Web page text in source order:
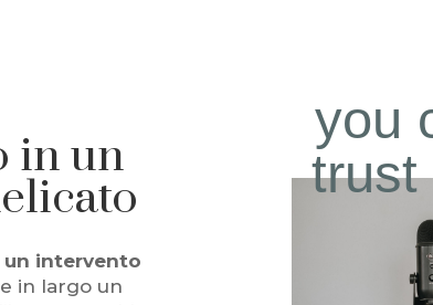
in un
un intervento
in largo un
you
trust